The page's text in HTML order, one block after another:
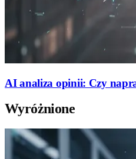
AI analiza opinii: Czy
Wyróżnione